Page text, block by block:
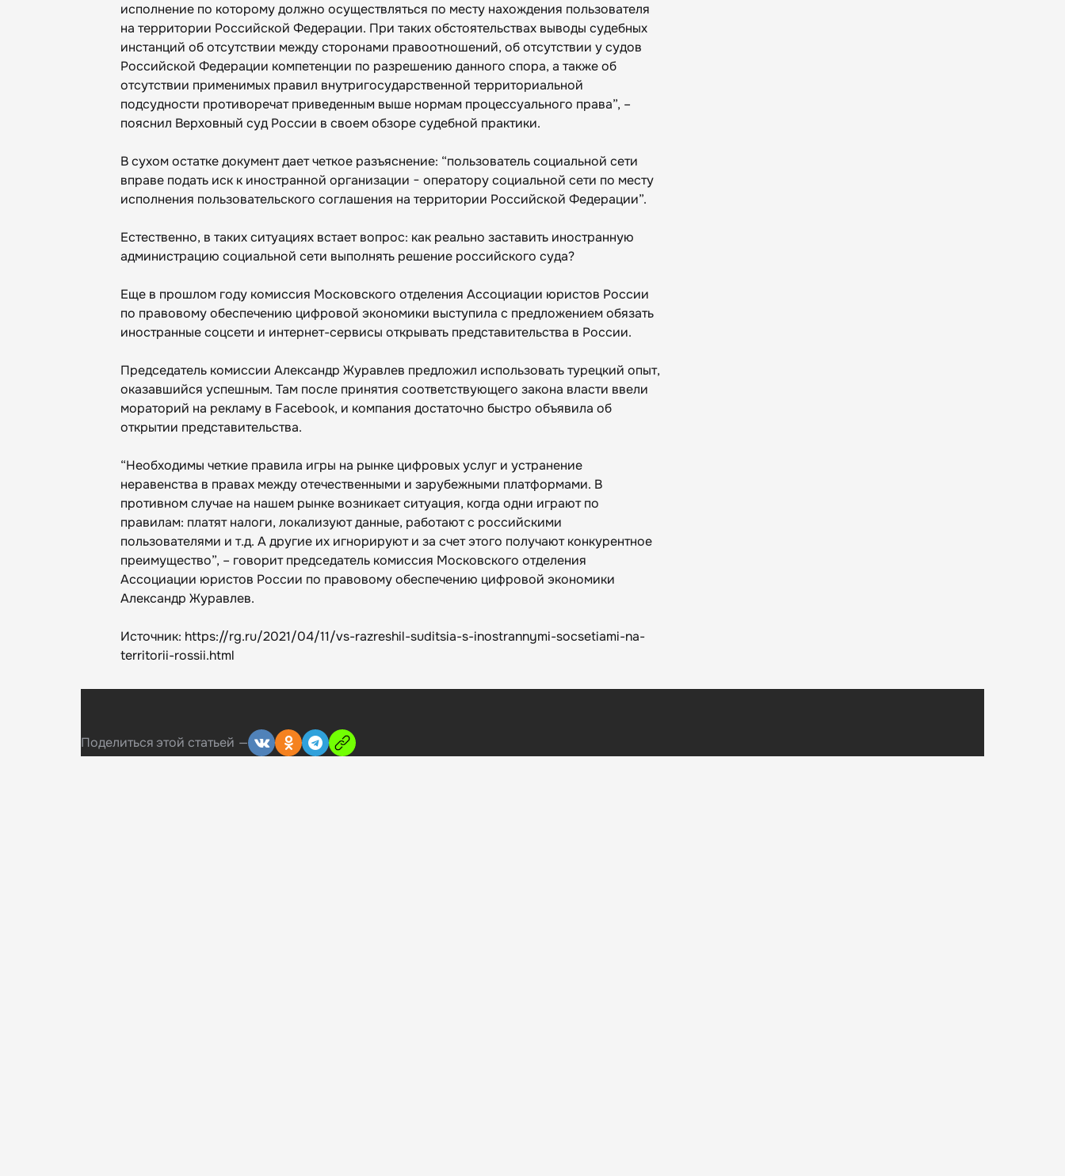
исполнение по которому должно осуществляться по месту нахождения пользователя
на территории Российской Федерации. При таких обстоятельствах выводы судебных
инстанций об отсутствии между сторонами правоотношений, об отсутствии у судов
Российской Федерации компетенции по разрешению данного спора, а также об
отсутствии применимых правил внутригосударственной территориальной
подсудности противоречат приведенным выше нормам процессуального права”, –
пояснил Верховный суд России в своем обзоре судебной практики.
В сухом остатке документ дает четкое разъяснение: “пользователь социальной сети
вправе подать иск к иностранной организации − оператору социальной сети по месту
исполнения пользовательского соглашения на территории Российской Федерации”.
Естественно, в таких ситуациях встает вопрос: как реально заставить иностранную
администрацию социальной сети выполнять решение российского суда?
Еще в прошлом году комиссия Московского отделения Ассоциации юристов России
по правовому обеспечению цифровой экономики выступила с предложением обязать
иностранные соцсети и интернет-сервисы открывать представительства в России.
Председатель комиссии Александр Журавлев предложил использовать турецкий опыт,
оказавшийся успешным. Там после принятия соответствующего закона власти ввели
мораторий на рекламу в Facebook, и компания достаточно быстро объявила об
открытии представительства.
“Необходимы четкие правила игры на рынке цифровых услуг и устранение
неравенства в правах между отечественными и зарубежными платформами. В
противном случае на нашем рынке возникает ситуация, когда одни играют по
правилам: платят налоги, локализуют данные, работают с российскими
пользователями и т.д. А другие их игнорируют и за счет этого получают конкурентное
преимущество”, – говорит председатель комиссия Московского отделения
Ассоциации юристов России по правовому обеспечению цифровой экономики
Александр Журавлев.
Источник: https://rg.ru/2021/04/11/vs-razreshil-suditsia-s-inostrannymi-socsetiami-na-
territorii-rossii.html
Поделиться этой статьей